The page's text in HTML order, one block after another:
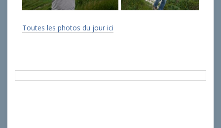
Toutes les photos du jour ici